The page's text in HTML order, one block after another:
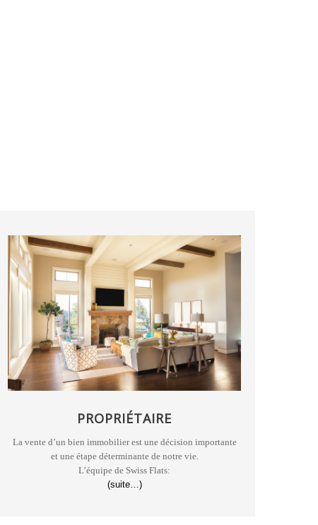
PROPRIÉTAIRE
La vente d’un bien immobilier est une décision importante
et une étape déterminante de notre vie.
L’équipe de Swiss Flats:
(suite…)